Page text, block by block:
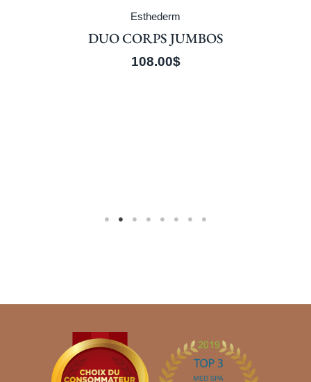
Esthederm
DUO CORPS JUMBOS
108.00$